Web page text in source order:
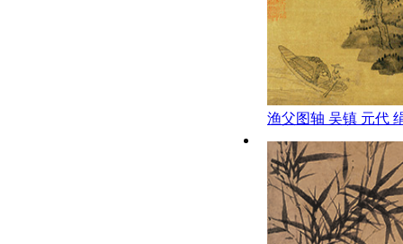
渔父图轴 吴镇 元代